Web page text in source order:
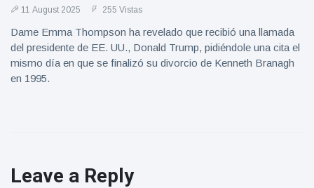
11 August 2025 255 Vistas
Dame Emma Thompson ha revelado que recibió una llamada
del presidente de EE. UU., Donald Trump, pidiéndole una cita el
mismo día en que se finalizó su divorcio de Kenneth Branagh
en 1995.
Leave a Reply